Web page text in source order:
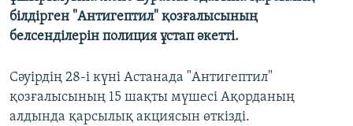
білдірген "Антигептил" қозғалысының
белсенділерін полиция ұстап әкетті.
Сәуірдің 28-і күні Астанада "Антигептил"
қозғалысының 15 шақты мүшесі Ақорданың
алдында қарсылық акциясын өткізді.